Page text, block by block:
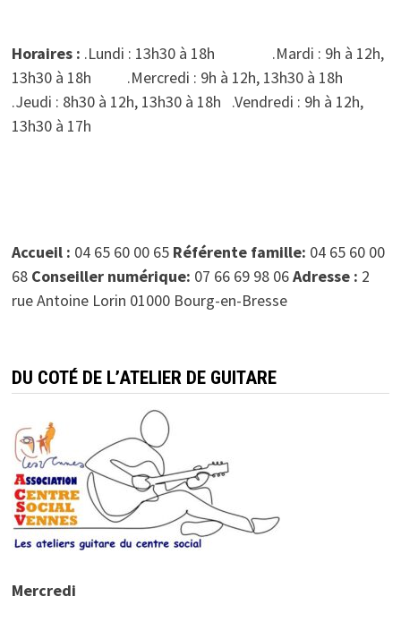
Horaires : .Lundi : 13h30 à 18h .Mardi : 9h à 12h,
13h30 à 18h .Mercredi : 9h à 12h, 13h30 à 18h
.Jeudi : 8h30 à 12h, 13h30 à 18h .Vendredi : 9h à 12h,
13h30 à 17h
Accueil : 04 65 60 00 65 Référente famille: 04 65 60 00
68 Conseiller numérique: 07 66 69 98 06Adresse : 2
rue Antoine Lorin 01000 Bourg-en-Bresse
DU COTÉ DE L’ATELIER DE GUITARE
Mercredi